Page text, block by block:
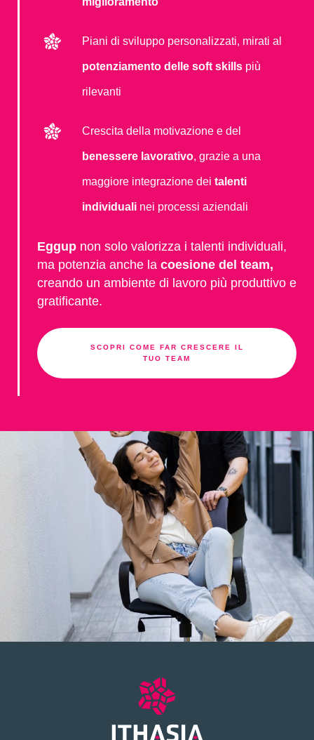
Piani di sviluppo personalizzati, mirati al
potenziamento delle soft skills più
rilevanti
Crescita della motivazione e del
benessere lavorativo, grazie a una
maggiore integrazione dei talenti
individuali nei processi aziendali
Eggup non solo valorizza i talenti individuali,
ma potenzia anche la coesione del team,
creando un ambiente di lavoro più produttivo e
gratificante.
SCOPRI COME FAR CRESCERE IL
TUO TEAM